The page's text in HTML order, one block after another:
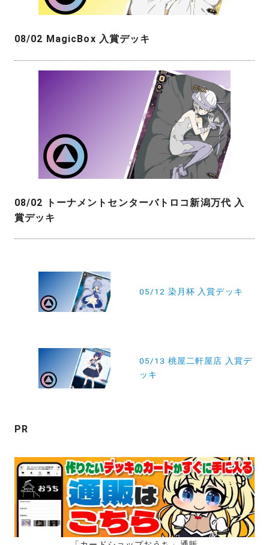
08/02 MagicBox 入賞デッキ
08/02 トーナメントセンターバトロコ新潟万代 入
賞デッキ
ン
05/12 染月杯 入賞デッキ
05/13 桃屋二軒屋店 入賞デ
ッキ
PR